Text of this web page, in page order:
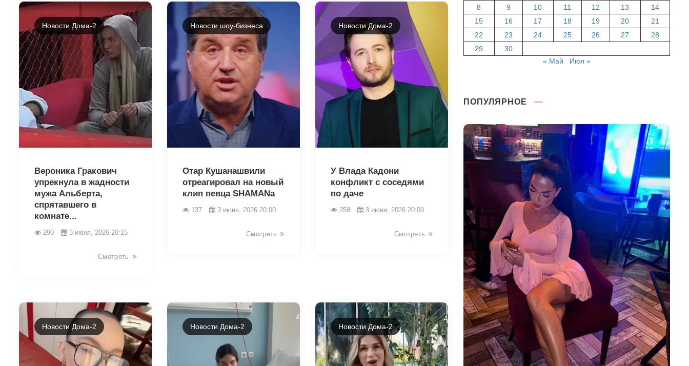
Новости Дома-2
Вероника Гракович
упрекнула в жадности
мужа Альберта,
спрятавшего в
комнате...
290 3 июня, 2026 20:15
Смотреть
Новости шоу-бизнеса
Отар Кушанашвили
отреагировал на новый
клип певца SHAMANа
137 3 июня, 2026 20:00
Смотреть
Новости Дома-2
У Влада Кадони
конфликт с соседями
по даче
258 3 июня, 2026 20:00
Смотреть
Новости Дома-2 Новости Дома-2 Новости Дома-2
8
9 10 11 12 13
14
15
16 17 18 19 20
21
22
23 24 25 26 27
28
29
30
« Май
Июл »
ПОПУЛЯРНОЕ